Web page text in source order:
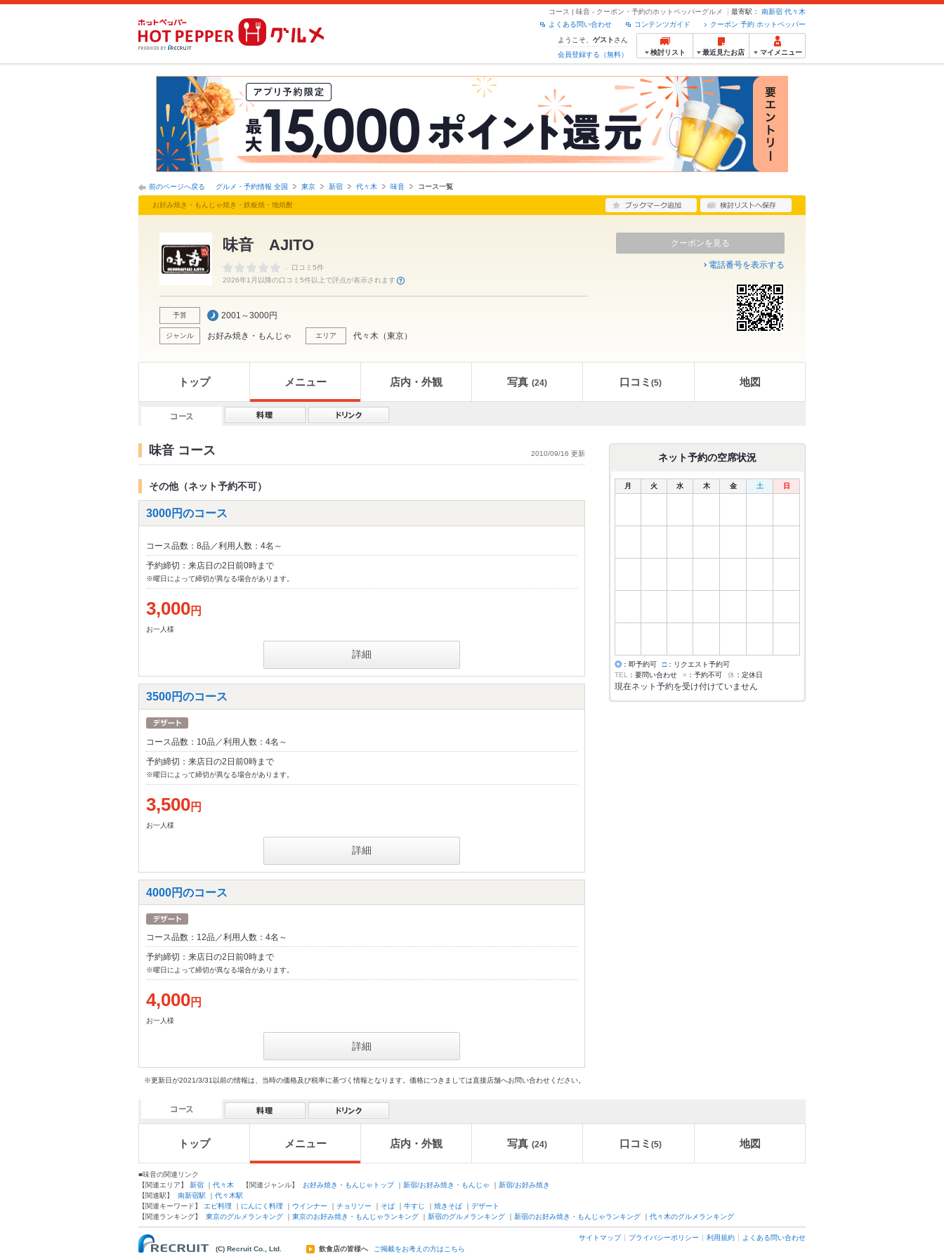
コース | 味音 - クーポン・予約のホットペッパーグルメ 最寄駅： 南新宿 代々木
クーポン 予約 ホットペッパー
コンテンツガイド
よくある問い合わせ
ようこそ、 ゲスト さん
会員登録する（無料）
検討リスト 最近見たお店 マイメニュー
前のページへ戻る グルメ・予約情報 全国 東京 新宿 代々木 味音 コース一覧
お好み焼き・もんじゃ焼き・鉄板焼・地焼酎
味音 AJITO
-
口コミ5件
2026年1月以降の口コミ5件以上で評点が表示されます
予算 2001～3000円
ジャンル お好み焼き・もんじゃ エリア 代々木 （東京）
クーポンを見る
電話番号を表示する
トップ メニュー 店内・外観 写真 (24) 口コミ (5) 地図
味音 コース 2010/09/16 更新
その他（ネット予約不可）
3000円のコース
コース品数：8品／利用人数：4名～
予約締切：来店日の2日前0時まで
※曜日によって締切が異なる場合があります。
3,000円
お一人様
詳細
3500円のコース
コース品数：10品／利用人数：4名～
予約締切：来店日の2日前0時まで
※曜日によって締切が異なる場合があります。
3,500円
お一人様
詳細
4000円のコース
コース品数：12品／利用人数：4名～
予約締切：来店日の2日前0時まで
※曜日によって締切が異なる場合があります。
4,000円
お一人様
詳細
※更新日が2021/3/31以前の情報は、当時の価格及び税率に基づく情報となります。価格につきましては直接店舗へお問い合わせください。
ネット予約の空席状況
月 火 水 木 金 土 日
◎ ：即予約可 □ ：リクエスト予約可
TEL
：要問い合わせ × ：予約不可 休 ：定休日
現在ネット予約を受け付けていません
トップ メニュー 店内・外観 写真 (24) 口コミ (5) 地図
■味音の関連リンク
【関連エリア】 新宿 ｜ 代々木 【関連ジャンル】 お好み焼き・もんじゃトップ｜ 新宿/お好み焼き・もんじゃ ｜ 新宿/お好み焼き
【関連駅】 南新宿駅 ｜ 代々木駅
【関連キーワード】 エビ料理 ｜ にんにく料理 ｜ ウインナー ｜ チョリソー ｜ そば ｜ 牛すじ ｜ 焼きそば ｜ デザート
【関連ランキング】 東京のグルメランキング ｜ 東京のお好み焼き・もんじゃランキング ｜ 新宿のグルメランキング ｜ 新宿のお好み焼き・もんじゃランキング ｜ 代々木のグルメランキング
サイトマップ プライバシーポリシー 利用規約
よくある問い合わせ
(C) Recruit Co., Ltd.
飲食店の皆様へ ご掲載をお考えの方はこちら